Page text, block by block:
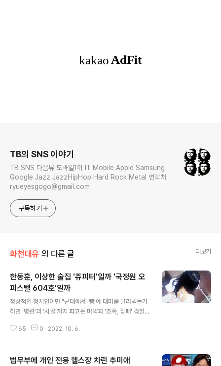
TB의 SNS 이야기
TB SNS 다음뷰 모바일1위 IT Mobile Apple Samsung
Google Jazz JazzHipHop Hard Rock Metal 연락처
ryueyesgogo@gmail.com
구독하기
화천대유 의 다른 글 더보기
한동훈, 이상한 술집 '쥬피터'일까 '국정원 오
피스텔 604호'일까
정상적인 정치인이면 "군대에서 '빵'에 대마를 발라먹는가
하면 '병원'과 '시골'까지 파고든 마약과 '조폭, 깡패' 검찰
전 열린공감TV 더탐사가 한 달간을 스토킹 한 것과 관련해
무부에 헬스장을 차린 '추미애' 씨처럼, 국정원 산하기관에
65 0 2022. 10. 6.
법무부에 개인 전용 헬스장 차린 추미애